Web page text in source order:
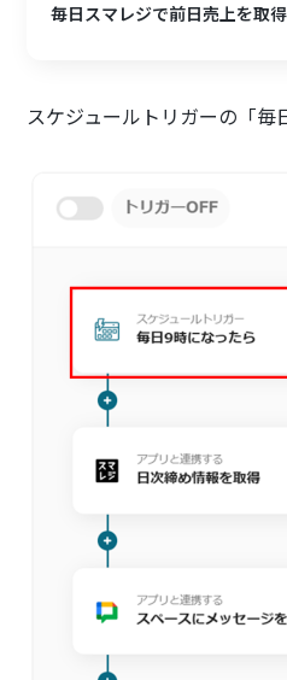
毎日スマレジで前日売上を取
スケジュールトリガーの「